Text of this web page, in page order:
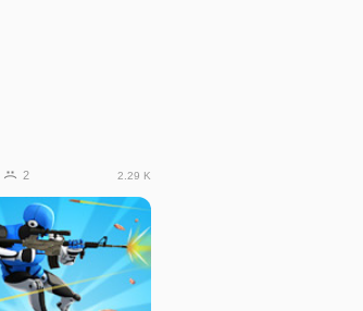
2 2.29 K